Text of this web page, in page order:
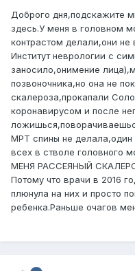
Доброго дня,подскажите
здесь.У меня в головном
контрастом делали,они не
Институт неврологии с
заносило,онимение
позвоночника,но она не
скалероза,прокапали
коронавирусом и после
МРТ спины не
всех в стволе
МЕНЯ РАССЕЯНЫЙ
Потому что врачи в 2016
плюнула на них и просто
ребенка.Раньше очагов